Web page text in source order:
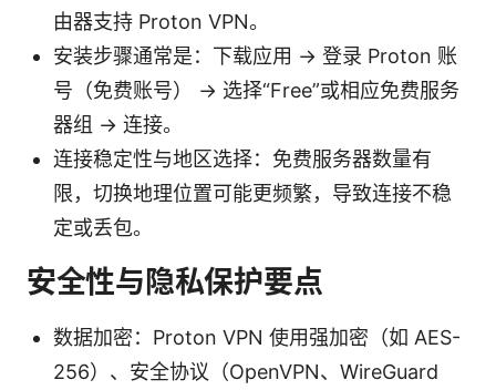
由器支持 Proton VPN。
安装步骤通常是：下载应用 → 登录 Proton 账
号（免费账号） → 选择“Free”或相应免费服务
器组 → 连接。
连接稳定性与地区选择：免费服务器数量有
限，切换地理位置可能更频繁，导致连接不稳
定或丢包。
安全性与隐私保护要点
数据加密：Proton VPN 使用强加密（如 AES-
256）、安全协议（OpenVPN、WireGuard